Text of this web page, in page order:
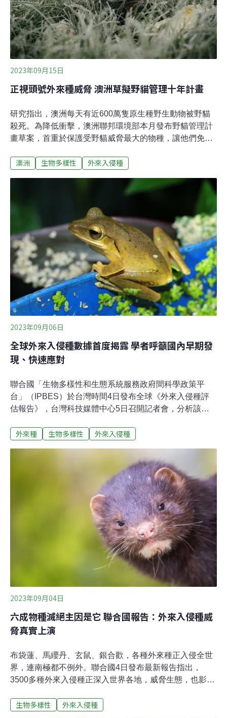
熱，都長袖長褲包緊緊才敢出門，一回到家就趕緊沖澡、
換衣服，衣服也不敢曬在外面。
2023年09月15日
正視頭號外來種威脅 澳洲草擬野貓管理十年計畫
研究指出，澳洲每天有近600萬隻原生種野生動物被野貓
殺死。為降低衝擊，澳洲聯邦環境部本月發布野貓管理計
畫草案，首重於保護受野貓威脅最大的物種，讓他們免於
是澳洲自去年喊出「瀕危物種零滅絕」（Zero
澳洲 生物多樣性 外來入侵種
2023年09月06日
全球外來入侵種數據首度揭露 學者呼籲國內早期發
現、快速應對
聯合國「生物多樣性和生態系統服務政府間科學政策平
台」（IPBES）於台灣時間4日發布全球《外來入侵種評
估報告》，台灣科技媒體中心5日召開記者會，分析該報
腿樹蛙移除為例，說明早期防治的重要。另有學者指出報
界進行跨領域溝通，在決策和討論上也能夠更加聚焦。氣
候變遷下 外來入侵種影響更難預測中央研究院生物多樣性
研究中心研究員鍾國芳說明，外來入侵種是全球生物多樣
性喪失的主因之一。IPBES的報告也提到，外來入侵種對
自然和人類造成的影響有八成是負面的。鍾國芳認為，目
前還需要更多對外來入侵種的研究，才能更全面掌握國內
現況，且由於氣候變遷，外來入侵種造成的影響趨勢將更
難預測，比如有的外來種原本沒這麼適合在某地生存，卻
因氣候變遷導致族群數擴大。
外來種 生物多樣性 外來入侵種
2023年09月04日
六成物種滅絕主因是它 聯合國報告：外來入侵種威
脅真實上演
布袋蓮、馬纓丹、玄鼠、銀合歡，各種外來種正入侵全世
界，連南極都不例外。聯合國4日發布最新報告指出，
3500多種外來入侵種正深入世界各地，威脅生態，也影響
年底的聯合國生物多樣性大會（COP15）上，各國宣示要
生物多樣性 外來入侵種